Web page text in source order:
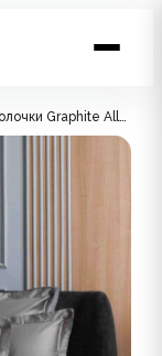
Наволочки Graphite Allure Grass Classic 50х70 (2шт)